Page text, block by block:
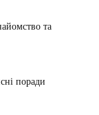
та
поради